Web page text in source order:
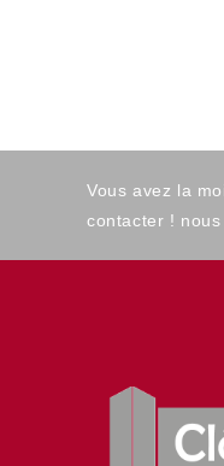
Vous avez la
contacter !